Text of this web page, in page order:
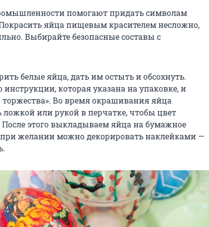
помогают придать символам
яйца пищевым красителем несложно,
Выбирайте безопасные составы с
белые яйца, дать им остыть и обсохнуть.
инструкции, которая указана на упаковке, и
торжества». Во время окрашивания яйца
ложкой или рукой в перчатке, чтобы цвет
этого выкладываем яйца на бумажное
при желании можно декорировать наклейками —